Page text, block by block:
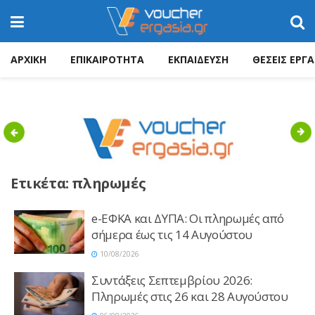
ΑΡΧΙΚΗ ΕΠΙΚΑΙΡΟΤΗΤΑ ΕΚΠΑΙΔΕΥΣΗ ΘΕΣΕΙΣ
Previous
Ετικέτα: πληρωμές
e-ΕΦΚΑ και ΔΥΠΑ: Οι πληρωμές από
σήμερα έως τις 14 Αυγούστου
10/08/2026
Συντάξεις Σεπτεμβρίου 2026:
Πληρωμές στις 26 και 28 Αυγούστου